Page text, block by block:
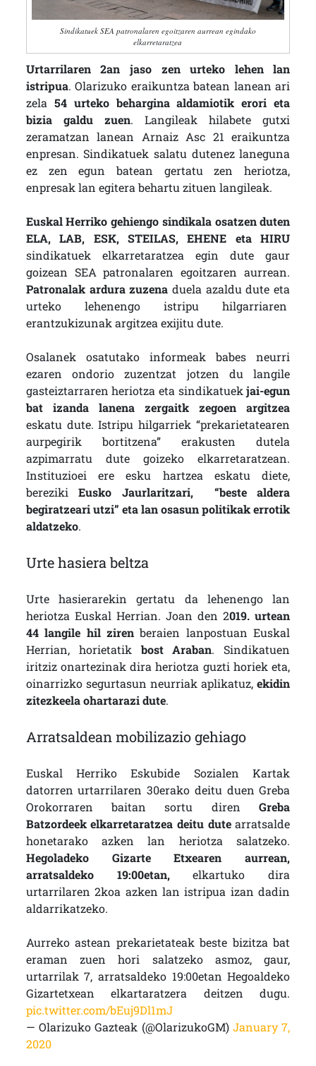
Sindikatuek SEA patronalaren egoitzaren aurrean egindako
elkarretaratzea
Urtarrilaren 2an
jaso zen urteko lehen lan
istripua. Olarizuko eraikuntza batean lanean ari
zela 54 urteko behargina aldamiotik erori eta
bizia galdu zuen. Langileak hilabete gutxi
zeramatzan lanean Arnaiz Asc 21 eraikuntza
enpresan. Sindikatuek salatu dutenez laneguna
ez zen egun batean gertatu zen heriotza,
enpresak lan egitera behartu zituen langileak.
Euskal Herriko gehiengo sindikala osatzen duten
ELA, LAB, ESK, STEILAS, EHENE eta HIRU
sindikatuek elkarretaratzea egin dute gaur
goizean SEA patronalaren egoitzaren aurrean.
Patronalak ardura zuzena duela azaldu dute eta
urteko lehenengo istripu hilgarriaren
erantzukizunak argitzea exijitu dute.
Osalanek osatutako informeak babes neurri
ezaren ondorio zuzentzat jotzen du langile
gasteiztarraren heriotza eta sindikatuekjai-egun
bat izanda lanena zergaitk zegoen argitzea
eskatu dute. Istripu hilgarriek “prekarietatearen
aurpegirik bortitzena” erakusten dutela
azpimarratu dute goizeko elkarretaratzean.
Instituzioei ere esku hartzea eskatu diete,
berezikiEusko Jaurlaritzari, “beste aldera
begiratzeari utzi” eta lan osasun politikak errotik
aldatzeko.
Urte hasiera beltza
Urte hasierarekin gertatu da lehenengo lan
heriotza Euskal Herrian. Joan den 2019. urtean
44 langile hil ziren beraien lanpostuan Euskal
Herrian, horietatikbost Araban. Sindikatuen
iritziz onartezinak dira heriotza guzti horiek eta,
oinarrizko segurtasun neurriak aplikatuz,ekidin
zitezkeela ohartarazi dute.
Arratsaldean mobilizazio gehiago
Euskal Herriko Eskubide Sozialen Kartak
datorren urtarrilaren 30erako deitu duen Greba
Orokorraren baitan sortu direnGreba
Batzordeek elkarretaratzea deitu dutearratsalde
honetarako azken lan heriotza salatzeko.
Hegoladeko Gizarte Etxearen aurrean,
arratsaldeko 19:00etan,elkartuko dira
urtarrilaren 2koa azken lan istripua izan dadin
aldarrikatzeko.
Aurreko astean prekarietateak beste bizitza bat
eraman zuen hori salatzeko asmoz, gaur,
urtarrilak 7, arratsaldeko 19:00etan Hegoaldeko
Gizartetxean elkartaratzera deitzen dugu.
pic.twitter.com/bEuj9Dl1mJ
— Olarizuko Gazteak (@OlarizukoGM) January 7,
2020